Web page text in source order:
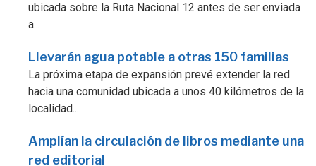
ubicada sobre la Ruta Nacional 12 antes de ser enviada
a...
Llevarán agua potable a otras 150 familias
La próxima etapa de expansión prevé extender la red
hacia una comunidad ubicada a unos 40 kilómetros de la
localidad...
Amplían la circulación de libros mediante una
red editorial